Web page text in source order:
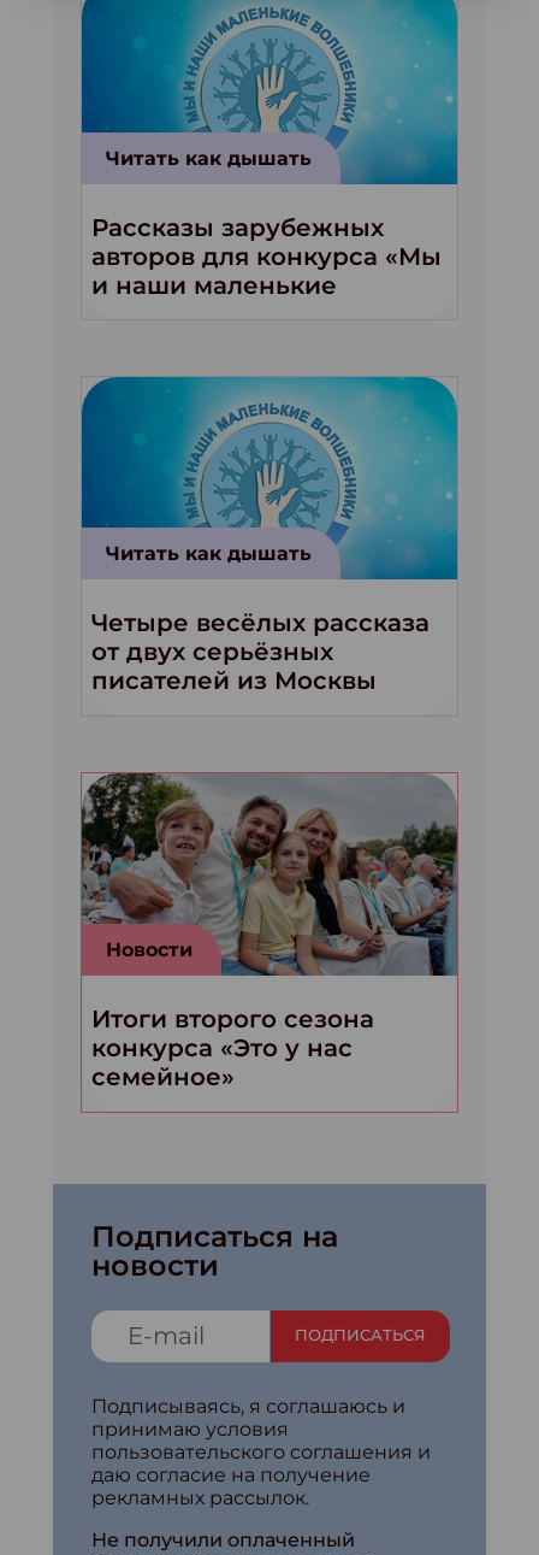
Читать как дышать
Рассказы зарубежных
авторов для конкурса «Мы
и наши маленькие
волшебники!»
Читать как дышать
Четыре весёлых рассказа
от двух серьёзных
писателей из Москвы
Новости
Итоги второго сезона
конкурса «Это у нас
семейное»
Подписаться на
новости
ПОДПИСАТЬСЯ
Подписываясь, я соглашаюсь и
принимаю условия
пользовательского соглашения и
даю согласие на получение
рекламных рассылок.
Не получили оплаченный